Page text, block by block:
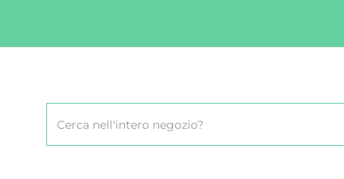
Prodotto